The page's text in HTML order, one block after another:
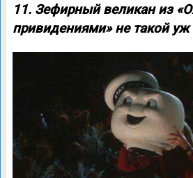
11. Зефирный великан из
привидениями» не такой уж